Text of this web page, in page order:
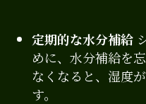
定期的な水分補給
めに、水分補給を
なくなると、湿度
す。